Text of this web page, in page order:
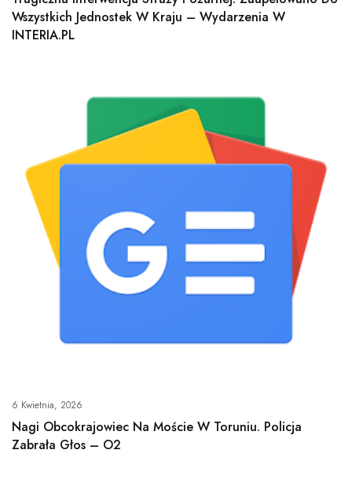
Wszystkich Jednostek W Kraju – Wydarzenia W
INTERIA.PL
6 Kwietnia, 2026
Nagi Obcokrajowiec Na Moście W Toruniu. Policja
Zabrała Głos – O2